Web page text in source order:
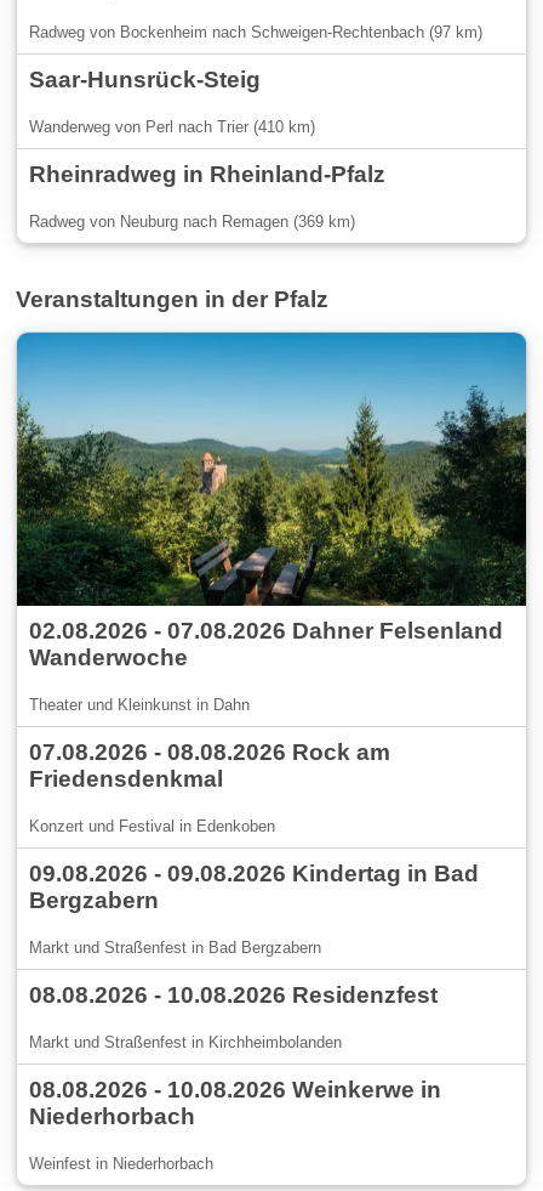
Radweg von Bockenheim nach Schweigen-Rechtenbach (97 km)
Saar-Hunsrück-Steig
Wanderweg von Perl nach Trier (410 km)
Rheinradweg in Rheinland-Pfalz
Radweg von Neuburg nach Remagen (369 km)
Veranstaltungen in der Pfalz
02.08.2026 - 07.08.2026 Dahner Felsenland
Wanderwoche
Theater und Kleinkunst in Dahn
07.08.2026 - 08.08.2026 Rock am
Friedensdenkmal
Konzert und Festival in Edenkoben
09.08.2026 - 09.08.2026 Kindertag in Bad
Bergzabern
Markt und Straßenfest in Bad Bergzabern
08.08.2026 - 10.08.2026 Residenzfest
Markt und Straßenfest in Kirchheimbolanden
08.08.2026 - 10.08.2026 Weinkerwe in
Niederhorbach
Weinfest in Niederhorbach